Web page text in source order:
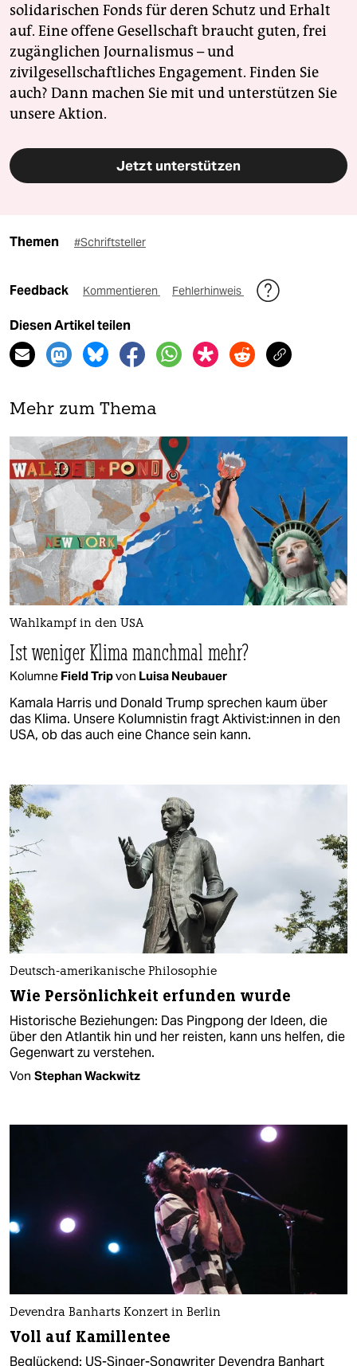
solidarischen Fonds für deren Schutz und Erhalt
auf. Eine offene Gesellschaft braucht guten, frei
zugänglichen Journalismus – und
zivilgesellschaftliches Engagement. Finden Sie
auch? Dann machen Sie mit und unterstützen Sie
unsere Aktion.
Jetzt unterstützen
Themen #Schriftsteller
Feedback Kommentieren Fehlerhinweis
Diesen Artikel teilen
Mehr zum Thema
Wahlkampf in den USA
Ist weniger Klima manchmal mehr?
Kolumne Field Tripvon Luisa Neubauer
Kamala Harris und Donald Trump sprechen kaum über
das Klima. Unsere Kolumnistin fragt Ak­ti­vis­t:in­nen in den
USA, ob das auch eine Chance sein kann.
Deutsch-ame­ri­ka­nische Philosophie
Wie Persönlichkeit erfunden wurde
Historische Beziehungen: Das Pingpong der Ideen, die
über den Atlantik hin und her reisten, kann uns helfen, die
Gegenwart zu verstehen.
Von Stephan Wackwitz
Devendra Banharts Konzert in Berlin
Voll auf Kamillentee
Beglückend: US-Singer-Songwriter Devendra Banhart